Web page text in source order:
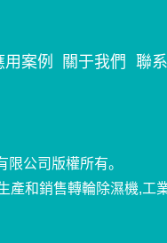
用案例 關于我們 聯
公司版權所有。
產和銷售轉輪除濕機,工